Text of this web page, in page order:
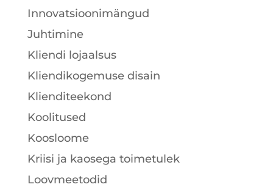
Innovatsioonimängud
Juhtimine
Kliendi lojaalsus
Kliendikogemuse disain
Klienditeekond
Koolitused
Koosloome
Kriisi ja kaosega toimetulek
Loovmeetodid